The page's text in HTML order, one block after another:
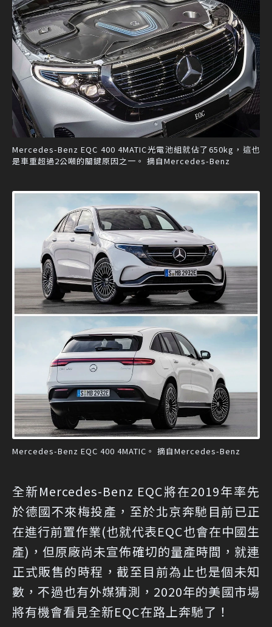
Mercedes-Benz EQC 400 4MATIC光電池組就佔了650kg，這也
是車重超過2公噸的關鍵原因之一。 摘自Mercedes-Benz
Mercedes-Benz EQC 400 4MATIC。 摘自Mercedes-Benz
全新Mercedes-Benz EQC將在2019年率先
於德國不來梅投產，至於北京奔馳目前已正
在進行前置作業(也就代表EQC也會在中國生
產)，但原廠尚未宣佈確切的量產時間，就連
正式販售的時程，截至目前為止也是個未知
數，不過也有外媒猜測，2020年的美國市場
將有機會看見全新EQC在路上奔馳了！